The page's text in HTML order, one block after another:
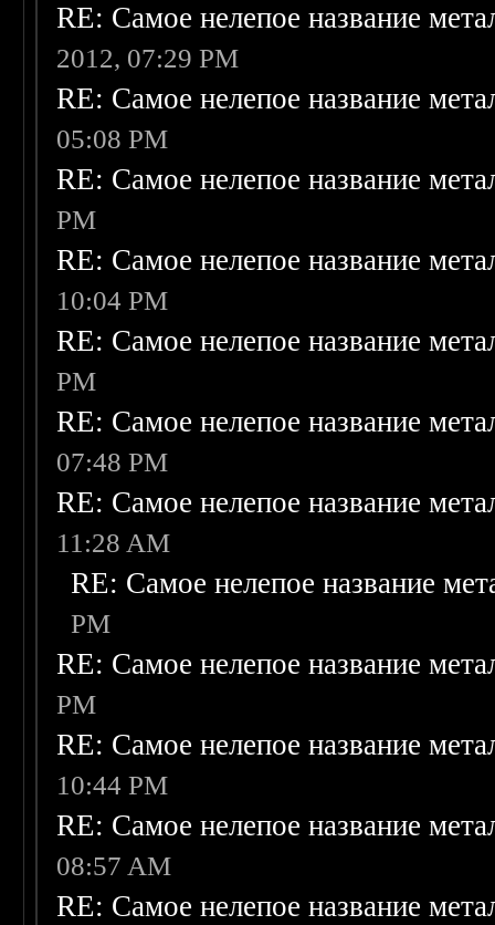
RE: Самое нелепое название
2012, 07:29 PM
RE: Самое нелепое название
05:08 PM
RE: Самое нелепое название
PM
RE: Самое нелепое название
10:04 PM
RE: Самое нелепое название
PM
RE: Самое нелепое название
07:48 PM
RE: Самое нелепое название
11:28 AM
RE: Самое нелепое название
PM
RE: Самое нелепое название
PM
RE: Самое нелепое название
10:44 PM
RE: Самое нелепое название
08:57 AM
RE: Самое нелепое название